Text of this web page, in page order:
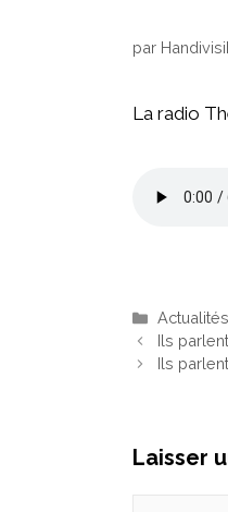
par
La radio
Actualités
Ils
Ils
Laisser